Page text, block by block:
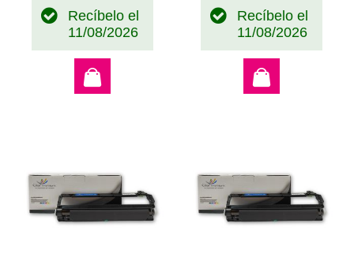
Recíbelo el
11/08/2026
Recíbelo el
11/08/2026